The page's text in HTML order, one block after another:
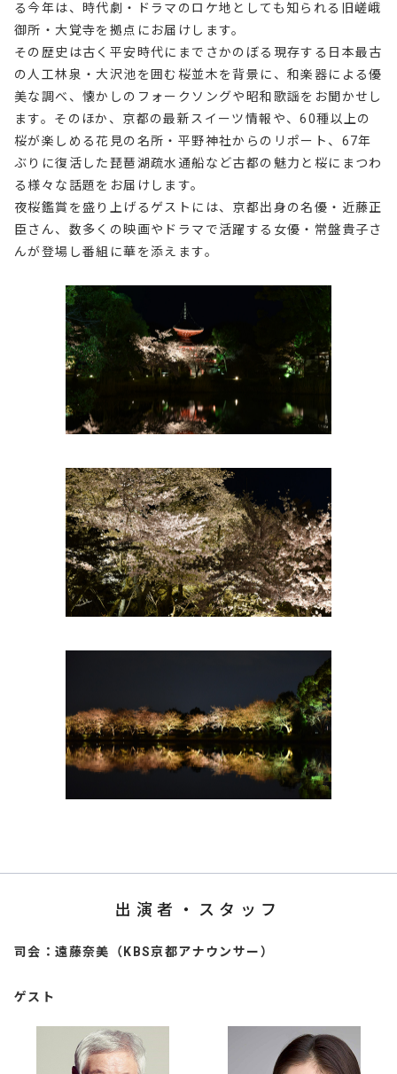
る今年は、時代劇・ドラマのロケ地としても知られる旧嵯峨
御所・大覚寺を拠点にお届けします。
その歴史は古く平安時代にまでさかのぼる現存する日本最古
の人工林泉・大沢池を囲む桜並木を背景に、和楽器による優
美な調べ、懐かしのフォークソングや昭和歌謡をお聞かせし
ます。そのほか、京都の最新スイーツ情報や、60種以上の
桜が楽しめる花見の名所・平野神社からのリポート、67年
ぶりに復活した琵琶湖疏水通船など古都の魅力と桜にまつわ
る様々な話題をお届けします。
夜桜鑑賞を盛り上げるゲストには、京都出身の名優・近藤正
臣さん、数多くの映画やドラマで活躍する女優・常盤貴子さ
んが登場し番組に華を添えます。
出演者・スタッフ
司会：遠藤奈美（KBS京都アナウンサー）
ゲスト